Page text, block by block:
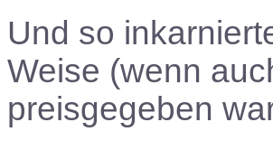
Und so
Weise (wenn
preisgegeben